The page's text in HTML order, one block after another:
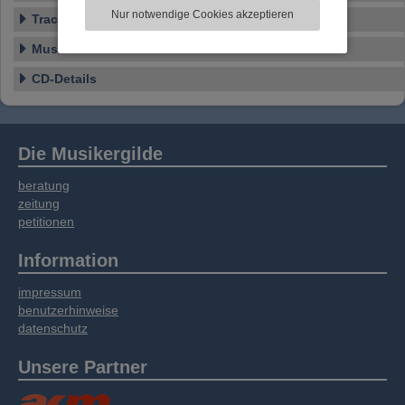
zu analysieren. Dabei werden ggf.
Informationen zu Ihrer Verwendung unserer
soziale Medien, Werbung und Analysen
weitergegeben. Unsere Partner führen diese
Dienste gesammelt haben.
Nur notwendige Cookies akzeptieren
Tracklist
Musikstile
CD-Details
Die Musikergilde
beratung
zeitung
petitionen
Information
impressum
benutzerhinweise
datenschutz
Unsere Partner